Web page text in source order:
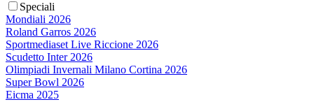
Speciali
Mondiali 2026
Roland Garros 2026
Sportmediaset Live Riccione 2026
Scudetto Inter 2026
Olimpiadi Invernali Milano Cortina 2026
Super Bowl 2026
Eicma 2025